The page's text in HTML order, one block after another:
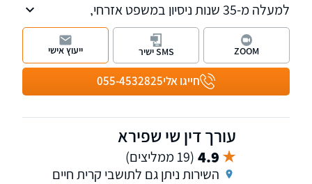
למעלה מ-35 שנות ניסיון במשפט אזרחי,
בתחומים: נזקי גוף, רשלנות רפואית, ביטוח לאומי,
דיני עבודה, ימאות, משפט רומני לרבות ליווי
בקבלת דרכון רומני.
חייגו אלי055-4532825
ZOOM SMS ישיר ייעוץ אישי
עורך דין שי שפירא
4.9 (19 ממליצים)
השירות ניתן גם לתושבי קרית חיים